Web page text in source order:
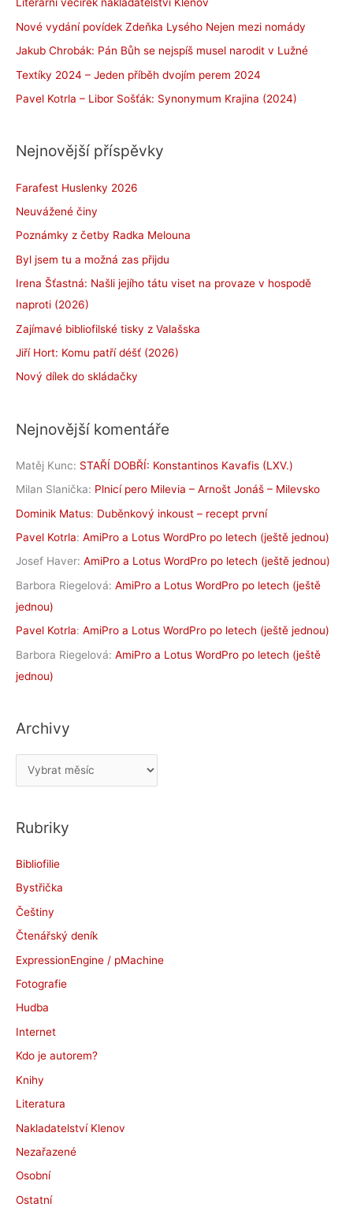
Literární večírek nakladatelství Klenov
Nové vydání povídek Zdeňka Lysého Nejen mezi nomády
Jakub Chrobák: Pán Bůh se nejspíš musel narodit v Lužné
Textíky 2024 – Jeden příběh dvojím perem 2024
Pavel Kotrla – Libor Sošťák: Synonymum Krajina (2024)
Nejnovější příspěvky
Farafest Huslenky 2026
Neuvážené činy
Poznámky z četby Radka Melouna
Byl jsem tu a možná zas přijdu
Irena Šťastná: Našli jejího tátu viset na provaze v hospodě
naproti (2026)
Zajímavé bibliofilské tisky z Valašska
Jiří Hort: Komu patří déšť (2026)
Nový dílek do skládačky
Nejnovější komentáře
Matěj Kunc: STAŘÍ DOBŘÍ: Konstantinos Kavafis (LXV.)
Milan Slanička: Plnicí pero Milevia – Arnošt Jonáš – Milevsko
Dominik Matus: Duběnkový inkoust – recept první
Pavel Kotrla: AmiPro a Lotus WordPro po letech (ještě jednou)
Josef Haver: AmiPro a Lotus WordPro po letech (ještě jednou)
Barbora Riegelová: AmiPro a Lotus WordPro po letech (ještě
jednou)
Pavel Kotrla: AmiPro a Lotus WordPro po letech (ještě jednou)
Barbora Riegelová: AmiPro a Lotus WordPro po letech (ještě
jednou)
Archivy
r
h
v
y
Rubriky
Bibliofilie
Bystřička
Češtiny
Čtenářský deník
ExpressionEngine / pMachine
Fotografie
Hudba
Internet
Kdo je autorem?
Knihy
Literatura
Nakladatelství Klenov
Nezařazené
Osobní
Ostatní